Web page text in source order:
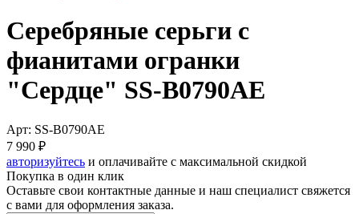
Серебряные серьги с
фианитами огранки
"Сердце" SS-B0790AE
Арт: SS-B0790AE
7 990 ₽
авторизуйтесь и оплачивайте с максимальной скидкой
Покупка в один клик
Оставьте свои контактные данные и наш специалист свяжется
с вами для оформления заказа.